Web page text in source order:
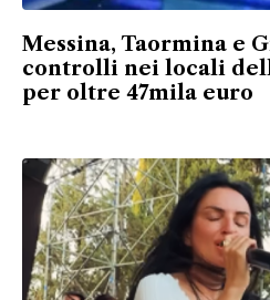
Messina, Taormina e
controlli nei locali
per oltre 47mila euro